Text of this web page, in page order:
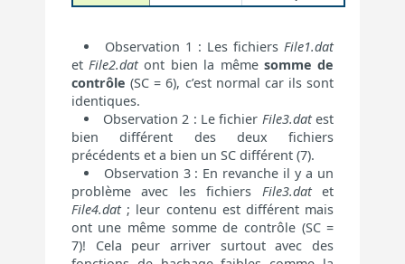
Observation 1 : Les fichiersFile1.dat
etFile2.datont bien la même somme de
contrôle (SC = 6), c’est normal car ils sont
identiques.
Observation 2 : Le fichier File3.datest
bien différent des deux fichiers
précédents et a bien un SC différent (7).
Observation 3 : En revanche il y a un
problème avec les fichiers File3.datet
File4.dat; leur contenu est différent mais
ont une même somme de contrôle (SC =
7)! Cela peur arriver surtout avec des